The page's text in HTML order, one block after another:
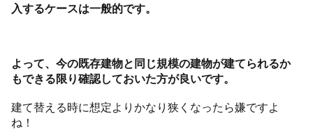
入するケースは一般的です。
よって、今の既存建物と同じ規模の建物が建てられるか
もできる限り確認しておいた方が良いです。
建て替える時に想定よりかなり狭くなったら嫌ですよ
ね！